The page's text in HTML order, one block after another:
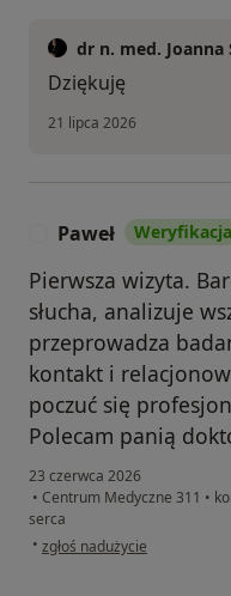
dr n. med. Joanna
Dziękuję
21 lipca 2026
Paweł
Pierwsza wizyta.
słucha, analizuje
przeprowadza
kontakt i
poczuć się
Polecam panią
23 czerwca 2026
• Centrum Medyczne 311 •
serca
• w opinii użytkownika Paweł
zgłoś nadużycie